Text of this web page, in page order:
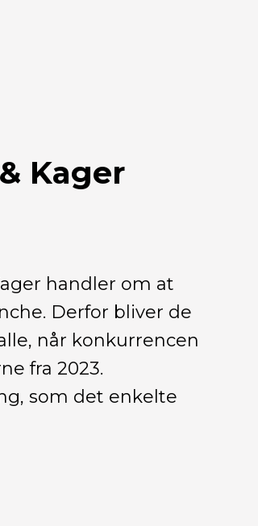
Kager
handler om at
Derfor bliver de
når konkurrencen
fra 2023.
som det enkelte